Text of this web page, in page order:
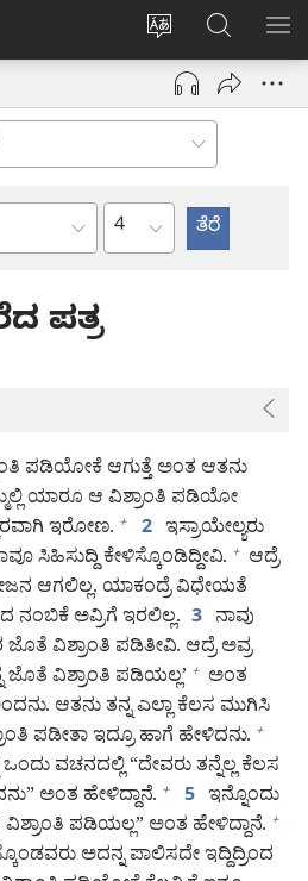
ವೆಬ್‌ಸೈಟ್‌ನ
ಭಾಷೆಯನ್ನು
ಬದಲಿಸು
ಲಾಗ್
ಇನ್
(opens
new
ಹುಡುಕಿ
ಅಧ್ಯಾಯ
ಪತ್ರ
ಪಡಿಯೋಕೆ ಆಗುತ್ತೆ ಅಂತ ಆತನು
ಯಾರೂ ಆ ವಿಶ್ರಾಂತಿ ಪಡಿಯೋ
ಇರೋಣ. + 2 ಇಸ್ರಾಯೇಲ್ಯರು
ಸಿಹಿಸುದ್ದಿ ಕೇಳಿಸ್ಕೊಂಡಿದ್ದೀವಿ. + ಆದ್ರೆ
ಆಗಲಿಲ್ಲ. ಯಾಕಂದ್ರೆ ವಿಧೇಯತೆ
ನಂಬಿಕೆ ಅವ್ರಿಗೆ ಇರಲಿಲ್ಲ. 3 ನಾವು
ವಿಶ್ರಾಂತಿ ಪಡಿತೀವಿ. ಆದ್ರೆ ಅವ್ರ
ಜೊತೆ ವಿಶ್ರಾಂತಿ ಪಡಿಯಲ್ಲ’ + ಅಂತ
ಆತನು ತನ್ನ ಎಲ್ಲಾ ಕೆಲಸ ಮುಗಿಸಿ
ಪಡೀತಾ ಇದ್ರೂ ಹಾಗೆ ಹೇಳಿದನು. +
ವಚನದಲ್ಲಿ “ದೇವರು ತನ್ನೆಲ್ಲ ಕೆಲಸ
ಅಂತ ಹೇಳಿದ್ದಾನೆ. + 5 ಇನ್ನೊಂದು
ಪಡಿಯಲ್ಲ” ಅಂತ ಹೇಳಿದ್ದಾನೆ. +
ಅದನ್ನ ಪಾಲಿಸದೇ ಇದ್ದಿದ್ರಿಂದ